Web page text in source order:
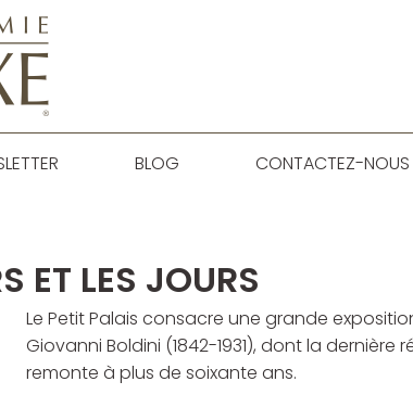
BLOG CONTACTEZ-NOUS
ET LES JOURS
Le Petit Palais consacre une grande
Giovanni Boldini (1842-1931), dont la dernière
remonte à plus de soixante ans.